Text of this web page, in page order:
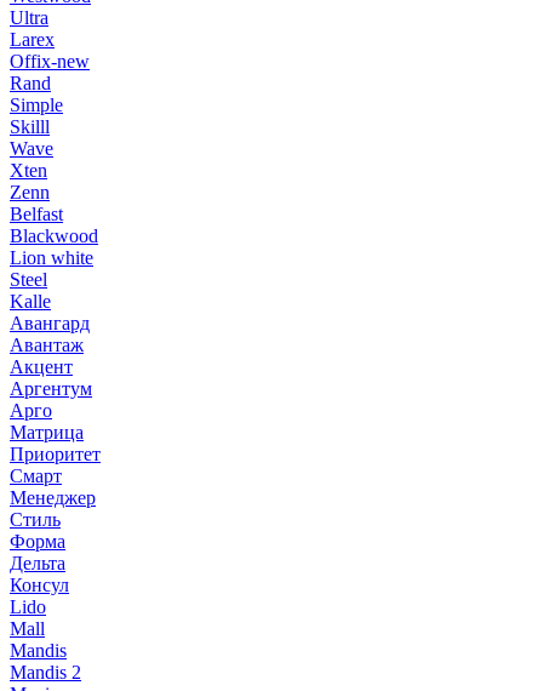
Ultra
Larex
Offix-new
Rand
Simple
Skilll
Wave
Xten
Zenn
Belfast
Blackwood
Lion white
Steel
Kalle
Авангард
Авантаж
Акцент
Аргентум
Арго
Матрица
Приоритет
Смарт
Менеджер
Стиль
Форма
Дельта
Консул
Lido
Mall
Mandis
Mandis 2